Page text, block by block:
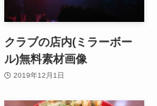
クラブの店内(ミラーボー
ル)無料素材画像
2019年12月1日